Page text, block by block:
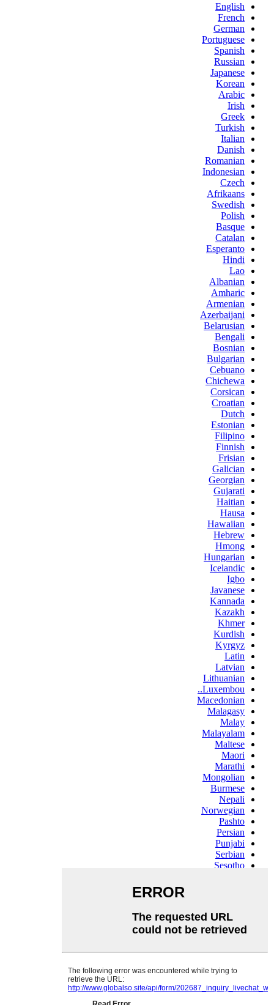
English
French
German
Portuguese
Spanish
Russian
Japanese
Korean
Arabic
Irish
Greek
Turkish
Italian
Danish
Romanian
Indonesian
Czech
Afrikaans
Swedish
Polish
Basque
Catalan
Esperanto
Hindi
Lao
Albanian
Amharic
Armenian
Azerbaijani
Belarusian
Bengali
Bosnian
Bulgarian
Cebuano
Chichewa
Corsican
Croatian
Dutch
Estonian
Filipino
Finnish
Frisian
Galician
Georgian
Gujarati
Haitian
Hausa
Hawaiian
Hebrew
Hmong
Hungarian
Icelandic
Igbo
Javanese
Kannada
Kazakh
Khmer
Kurdish
Kyrgyz
Latin
Latvian
Lithuanian
Luxembou..
Macedonian
Malagasy
Malay
Malayalam
Maltese
Maori
Marathi
Mongolian
Burmese
Nepali
Norwegian
Pashto
Persian
Punjabi
Serbian
Sesotho
Samoan
Scots Gaelic
Sindhi
Swahili
Tajik